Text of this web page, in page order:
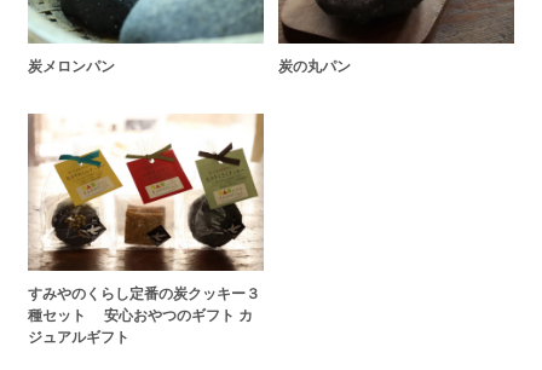
炭メロンパン 炭の丸パン
すみやのくらし定番の炭クッキー３
種セット 安心おやつのギフト カ
ジュアルギフト